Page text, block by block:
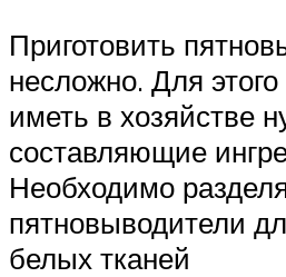
Приготовить
несложно. Для
иметь в хозяйстве
составляющие
Необходимо
пятновыводители
белых тканей